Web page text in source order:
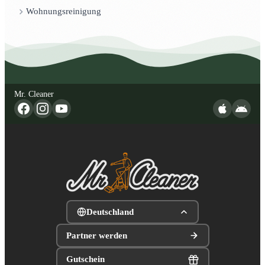
Wohnungsreinigung
Mr. Cleaner
Deutschland
Partner werden
Gutschein